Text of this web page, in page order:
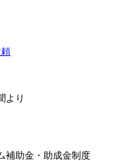
より
補助金・助成金制度